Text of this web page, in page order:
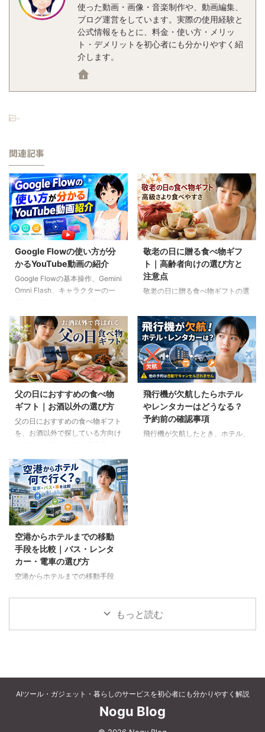
使った動画・画像・音楽制作や、動画編集、
ブログ運営をしています。実際の使用経験と
公式情報をもとに、料金・使い方・メリッ
ト・デメリットを初心者にも分かりやすく紹
介します。
-
関連記事
Google Flowの使い方が分
かるYouTube動画の紹介
Google Flowの基本操作、Gemini
Omni Flash、キャラクターの一
研究室の長編動画18本を、目的別
に分かりやすく紹介します。
敬老の日に贈る食べ物ギフ
ト｜高齢者向けの選び方と
注意点
敬老の日に贈る食べ物ギフトの選
力や好み、食事制限、保存方法に
配慮しながら、和菓子、スープ、
ご飯のお供、やわらか食などの候
補をわかりやすく解説します。
父の日におすすめの食べ物
ギフト｜お酒以外の選び方
父の日におすすめの食べ物ギフト
を、お酒以外で探している方向け
など、父の好みに合わせた選び方
と注意点を解説します。
飛行機が欠航したらホテル
やレンタカーはどうなる？
予約前の確認事項
飛行機が欠航したとき、ホテル、
空港からホテルまでの移動
手段を比較｜バス・レンタ
カー・電車の選び方
空港からホテルまでの移動手段
ス、タクシー、レンタカーで比較
します。料金、荷物、人数、到着もっと読む
AIツール・ガジェット・暮らしのサービスを初心者にも分かりやすく解説
Nogu Blog